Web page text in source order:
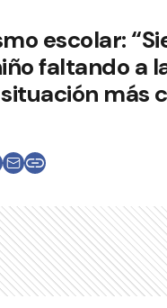
escolar:
faltando a
más